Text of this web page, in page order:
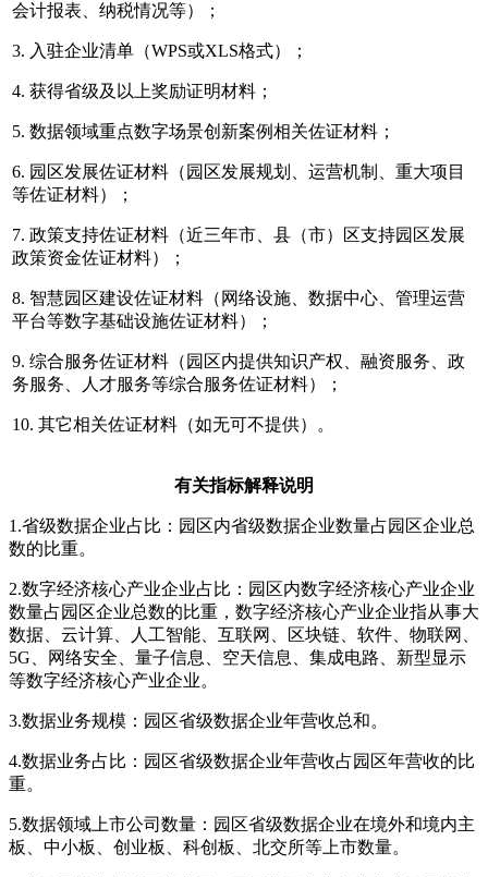
会计报表、纳税情况等）；
3. 入驻企业清单（WPS或XLS格式）；
4. 获得省级及以上奖励证明材料；
5. 数据领域重点数字场景创新案例相关佐证材料；
6. 园区发展佐证材料（园区发展规划、运营机制、重大项目
等佐证材料）；
7. 政策支持佐证材料（近三年市、县（市）区支持园区发展
政策资金佐证材料）；
8. 智慧园区建设佐证材料（网络设施、数据中心、管理运营
平台等数字基础设施佐证材料）；
9. 综合服务佐证材料（园区内提供知识产权、融资服务、政
务服务、人才服务等综合服务佐证材料）；
10. 其它相关佐证材料（如无可不提供）。
有关指标解释说明
1.省级数据企业占比：园区内省级数据企业数量占园区企业总
数的比重。
2.数字经济核心产业企业占比：园区内数字经济核心产业企业
数量占园区企业总数的比重，数字经济核心产业企业指从事大
数据、云计算、人工智能、互联网、区块链、软件、物联网、
5G、网络安全、量子信息、空天信息、集成电路、新型显示
等数字经济核心产业企业。
3.数据业务规模：园区省级数据企业年营收总和。
4.数据业务占比：园区省级数据企业年营收占园区年营收的比
重。
5.数据领域上市公司数量：园区省级数据企业在境外和境内主
板、中小板、创业板、科创板、北交所等上市数量。